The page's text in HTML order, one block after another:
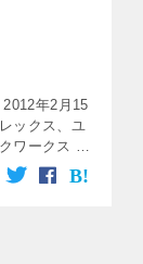
年2月15
ックス、ユ
ワークス 話
を楽しみま
ル！』PV